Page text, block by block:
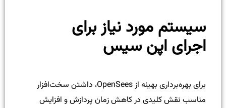
سیستم مورد نیاز برای
اجرای اپن سیس
برای بهره‌برداری بهینه از OpenSees، داشتن سخت‌افزار
مناسب نقش کلیدی در کاهش زمان پردازش و افزایش